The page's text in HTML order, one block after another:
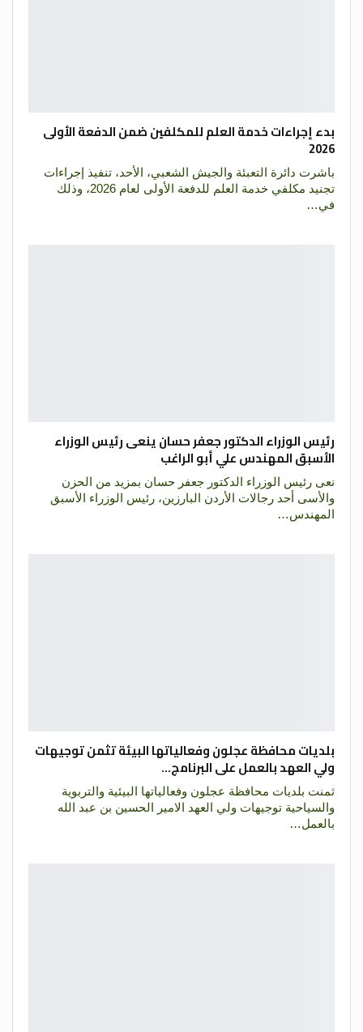
بدء إجراءات خدمة العلم للمكلفين ضمن الدفعة الأولى
2026
باشرت دائرة التعبئة والجيش الشعبي، الأحد، تنفيذ إجراءات
تجنيد مكلفي خدمة العلم للدفعة الأولى لعام 2026، وذلك
في…
رئيس الوزراء الدكتور جعفر حسان ينعى رئيس الوزراء
الأسبق المهندس علي أبو الراغب
نعى رئيس الوزراء الدكتور جعفر حسان بمزيد من الحزن
والأسى أحد رجالات الأردن البارزين، رئيس الوزراء الأسبق
المهندس…
بلديات محافظة عجلون وفعالياتها البيئة تثمن توجيهات
ولي العهد بالعمل على البرنامج…
ثمنت بلديات محافظة عجلون وفعالياتها البيئية والتربوية
والسياحية توجيهات ولي العهد الامير الحسين بن عبد الله
بالعمل…